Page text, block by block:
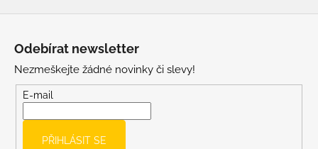
Odebírat newsletter
Nezmeškejte žádné novinky či slevy!
E-mail
PŘIHLÁSIT SE